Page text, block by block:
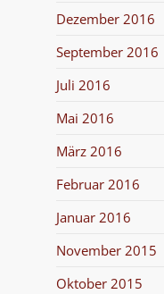
Dezember 2016
September 2016
Juli 2016
Mai 2016
März 2016
Februar 2016
Januar 2016
November 2015
Oktober 2015